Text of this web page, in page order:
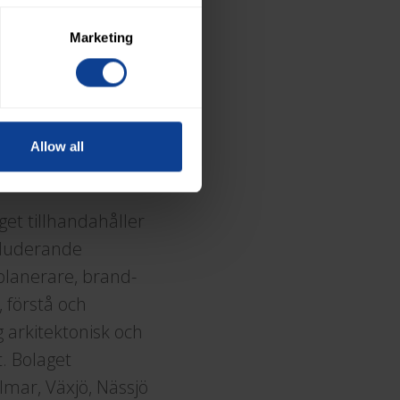
Marketing
Allow all
tillhandahåller
brand-
förstå och
och
Bolaget
Växjö, Nässjö